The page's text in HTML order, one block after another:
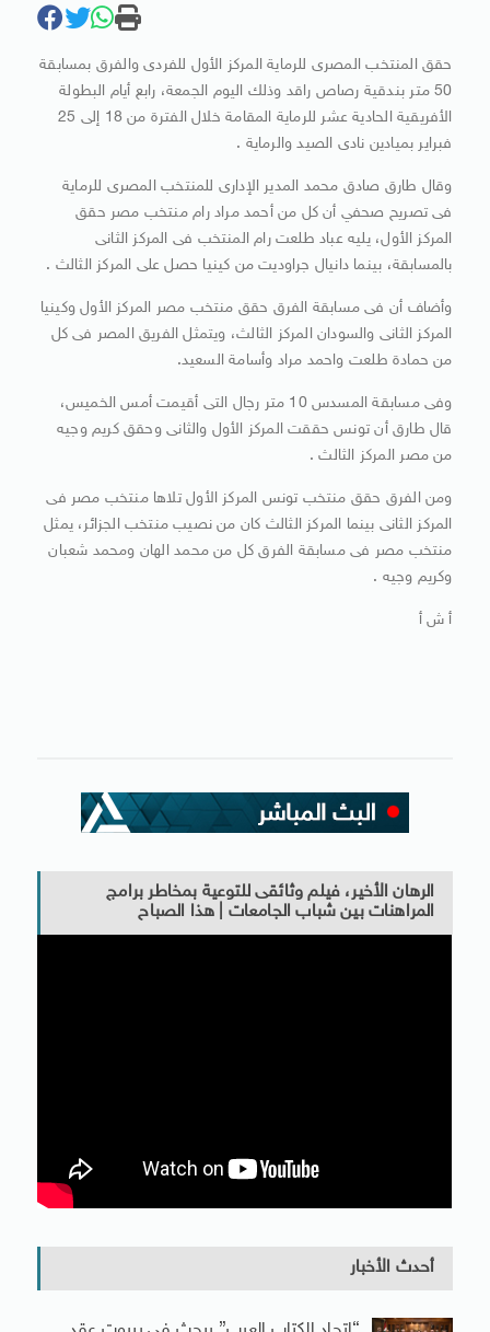
حقق المنتخب المصرى للرماية المركز الأول للفردى والفرق بمسابقة
50 متر بندقية رصاص راقد وذلك اليوم الجمعة، رابع أيام البطولة
الأفريقية الحادية عشر للرماية المقامة خلال الفترة من 18 إلى 25
فبراير بميادين نادى الصيد والرماية .
وقال طارق صادق محمد المدير الإدارى للمنتخب المصرى للرماية
فى تصريح صحفي أن كل من أحمد مراد رام منتخب مصر حقق
المركز الأول، يليه عباد طلعت رام المنتخب فى المركز الثانى
بالمسابقة، بينما دانيال جراوديت من كينيا حصل على المركز الثالث .
وأضاف أن فى مسابقة الفرق حقق منتخب مصر المركز الأول وكينيا
المركز الثانى والسودان المركز الثالث، ويتمثل الفريق المصر فى كل
من حمادة طلعت واحمد مراد وأسامة السعيد.
وفى مسابقة المسدس 10 متر رجال التى أقيمت أمس الخميس،
قال طارق أن تونس حققت المركز الأول والثانى وحقق كريم وجيه
من مصر المركز الثالث .
ومن الفرق حقق منتخب تونس المركز الأول تلاها منتخب مصر فى
المركز الثانى بينما المركز الثالث كان من نصيب منتخب الجزائر، يمثل
منتخب مصر فى مسابقة الفرق كل من محمد الهان ومحمد شعبان
وكريم وجيه .
أ ش أ
الرهان الأخير، فيلم وثائقى للتوعية بمخاطر برامج
المراهنات بين شباب الجامعات | هذا الصباح
أحدث الأخبار